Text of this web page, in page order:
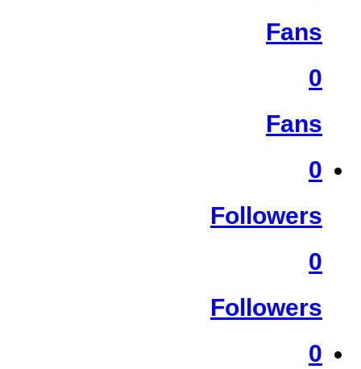
Fans
0
Fans
0
Followers
0
Followers
0